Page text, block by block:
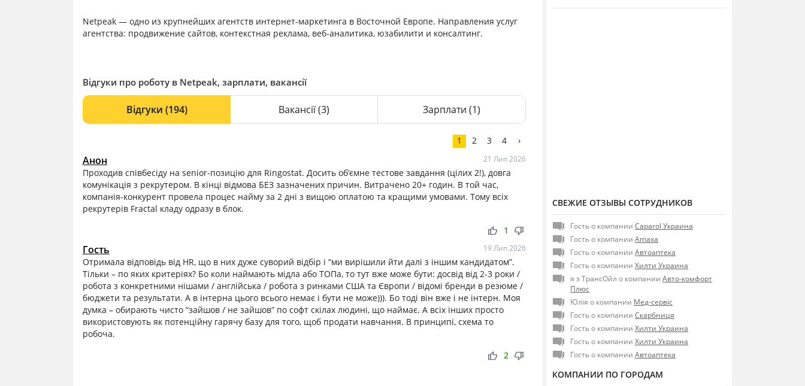
Netpeak — одно из крупнейших агентств интернет-маркетинга в Восточной Европе. Направления услуг
агентства: продвижение сайтов, контекстная реклама, веб-аналитика, юзабилити и консалтинг.
Відгуки про роботу в Netpeak, зарплати, вакансії
Відгуки (194) Вакансії(3) Зарплати (1)
1 2 3 4 ›
Анон 21 Лип 2026
Проходив співбесіду на senior-позицію для Ringostat. Досить об’ємне тестове завдання (цілих 2!), довга
комунікація з рекрутером. В кінці відмова БЕЗ зазначених причин. Витрачено 20+ годин. В той час,
компанія-конкурент провела процес найму за 2 дні з вищою оплатою та кращими умовами. Тому всіх
рекрутерів Fractal кладу одразу в блок.
thumb_up thumb_down
1
Гость 19 Лип 2026
Отримала відповідь від HR, що в них дуже суворий відбір і “ми вирішили йти далі з іншим кандидатом”.
Тільки – по яких критеріях? Бо коли наймають мідла або ТОПа, то тут вже може бути: досвід від 2-3 роки /
робота з конкретними нішами / англійська / робота з ринками США та Європи / відомі бренди в резюме /
бюджети та результати. А в інтерна цього всього немає і бути не може))). Бо тоді він вже і не інтерн. Моя
думка – обирають чисто “зайшов / не зайшов” по софт скілах людині, що наймає. А всіх інших просто
використовують як потенційну гарячу базу для того, щоб продати навчання. В принципі, схема то
робоча.
thumb_up thumb_down
2
СВЕЖИЕ ОТЗЫВЫ СОТРУДНИКОВ
Гость о компании Caparol Украина
Гость о компании Amaxa
Гость о компании Автоаптека
Гость о компании Хилти Украина
я з ТрансОйл о компании Авто-комфорт
Плюс
Юлія о компании Мед-сервіс
Гость о компании Скарбниця
Гость о компании Хилти Украина
Гость о компании Хилти Украина
Гость о компании Автоаптека
КОМПАНИИ ПО ГОРОДАМ